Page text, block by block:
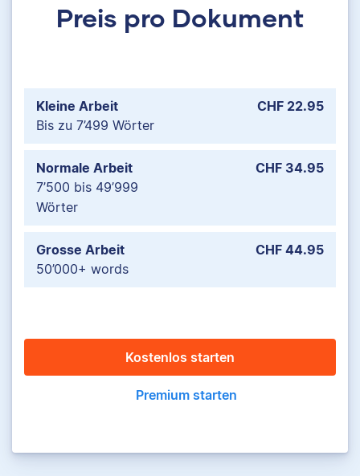
Preis pro Dokument
Kleine Arbeit
Bis zu 7’499 Wörter
CHF 22.95
Normale Arbeit
7’500 bis 49’999
Wörter
CHF 34.95
Grosse Arbeit
50’000+ words
CHF 44.95
Kostenlos starten
Premium starten